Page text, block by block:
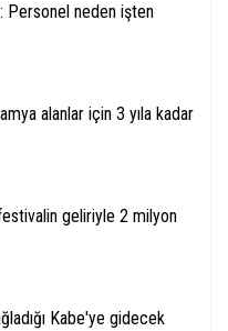
Personel neden işten
alanlar için 3 yıla kadar
geliriyle 2 milyon
Kabe'ye gidecek